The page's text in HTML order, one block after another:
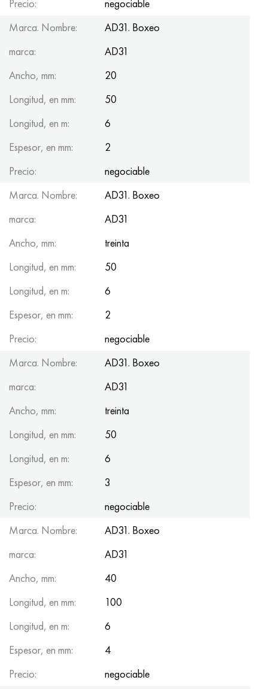
Precio:
negociable
Marca. Nombre:
AD31. Boxeo
marca:
AD31
Ancho, mm:
20
Longitud, en mm:
50
Longitud, en m:
6
Espesor, en mm:
2
Precio:
negociable
Marca. Nombre:
AD31. Boxeo
marca:
AD31
Ancho, mm:
treinta
Longitud, en mm:
50
Longitud, en m:
6
Espesor, en mm:
2
Precio:
negociable
Marca. Nombre:
AD31. Boxeo
marca:
AD31
Ancho, mm:
treinta
Longitud, en mm:
50
Longitud, en m:
6
Espesor, en mm:
3
Precio:
negociable
Marca. Nombre:
AD31. Boxeo
marca:
AD31
Ancho, mm:
40
Longitud, en mm:
100
Longitud, en m:
6
Espesor, en mm:
4
Precio:
negociable